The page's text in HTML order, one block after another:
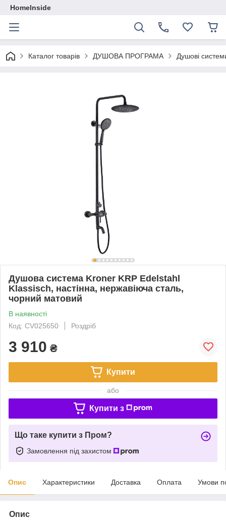
HomeInside
Каталог товарiв ДУШОВА ПРОГРАМА Душові
Душова система Kroner KRP Edelstahl
Klassisch, настінна, нержавіюча сталь,
чорний матовий
В наявності
Код: CV025650
Роздріб
3 910 ₴
Купити
або
Купити з
Що таке купити з Пром?
Замовлення під захистом
Опис Характеристики Доставка Оплата Умови
Опис